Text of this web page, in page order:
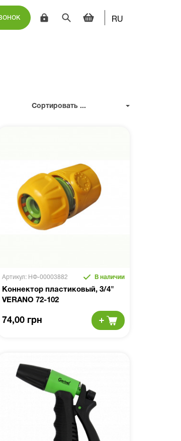
RU
Сортировать ...
Артикул: НФ-00003882 В наличии
Коннектор пластиковый, 3/4"
VERANO 72-102
74,00 грн